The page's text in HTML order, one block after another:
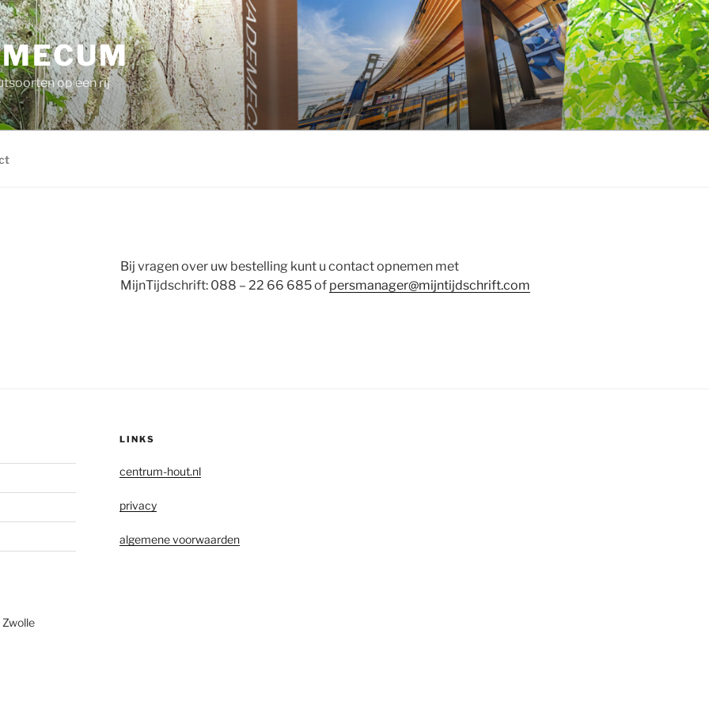
op een rij
Bij vragen over uw bestelling kunt u contact opnemen met
MijnTijdschrift: 088 – 22 66 685 of persmanager@mijntijdschrift.com
Zwolle
LINKS
centrum-hout.nl
privacy
algemene voorwaarden